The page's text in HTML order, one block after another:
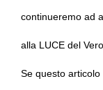
continueremo ad
alla LUCE del
Se questo